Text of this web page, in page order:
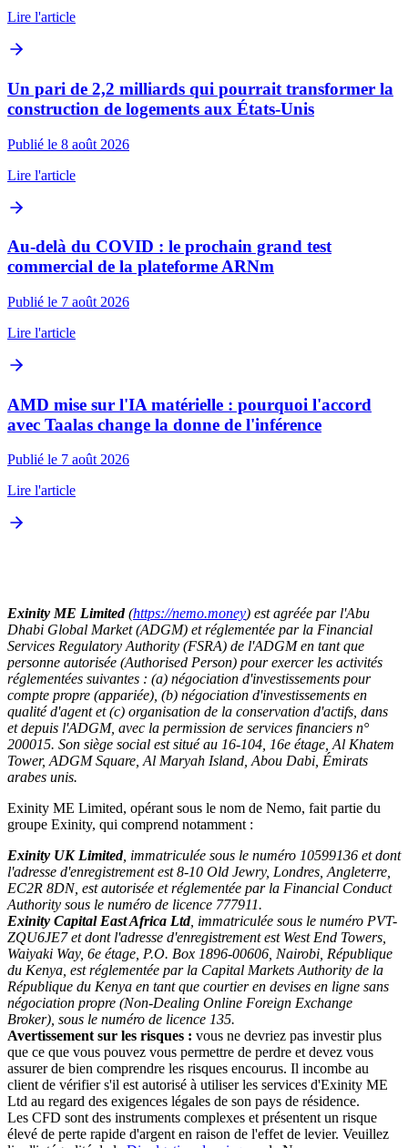
Lire l'article
Un pari de 2,2 milliards qui pourrait transformer la
construction de logements aux États-Unis
Publié le 8 août 2026
Lire l'article
Au-delà du COVID : le prochain grand test
commercial de la plateforme ARNm
Publié le 7 août 2026
Lire l'article
AMD mise sur l'IA matérielle : pourquoi l'accord
avec Taalas change la donne de l'inférence
Publié le 7 août 2026
Lire l'article
Exinity ME Limited(https://nemo.money) est agréée par l'Abu
Dhabi Global Market (ADGM) et réglementée par la Financial
Services Regulatory Authority (FSRA) de l'ADGM en tant que
personne autorisée (Authorised Person) pour exercer les activités
réglementées suivantes : (a) négociation d'investissements pour
compte propre (appariée), (b) négociation d'investissements en
qualité d'agent et (c) organisation de la conservation d'actifs, dans
et depuis l'ADGM, avec la permission de services financiers n°
200015. Son siège social est situé au 16-104, 16e étage, Al Khatem
Tower, ADGM Square, Al Maryah Island, Abou Dabi, Émirats
arabes unis.
Exinity ME Limited, opérant sous le nom de Nemo, fait partie du
groupe Exinity, qui comprend notamment :
Exinity UK Limited, immatriculée sous le numéro 10599136 et dont
l'adresse d'enregistrement est 8-10 Old Jewry, Londres, Angleterre,
EC2R 8DN, est autorisée et réglementée par la Financial Conduct
Authority sous le numéro de licence 777911.
Exinity Capital East Africa Ltd, immatriculée sous le numéro PVT-
ZQU6JE7 et dont l'adresse d'enregistrement est West End Towers,
Waiyaki Way, 6e étage, P.O. Box 1896-00606, Nairobi, République
du Kenya, est réglementée par la Capital Markets Authority de la
République du Kenya en tant que courtier en devises en ligne sans
négociation propre (Non-Dealing Online Foreign Exchange
Broker), sous le numéro de licence 135.
Avertissement sur les risques : vous ne devriez pas investir plus
que ce que vous pouvez vous permettre de perdre et devez vous
assurer de bien comprendre les risques encourus. Il incombe au
client de vérifier s'il est autorisé à utiliser les services d'Exinity ME
Ltd au regard des exigences légales de son pays de résidence.
Les CFD sont des instruments complexes et présentent un risque
élevé de perte rapide d'argent en raison de l'effet de levier. Veuillez